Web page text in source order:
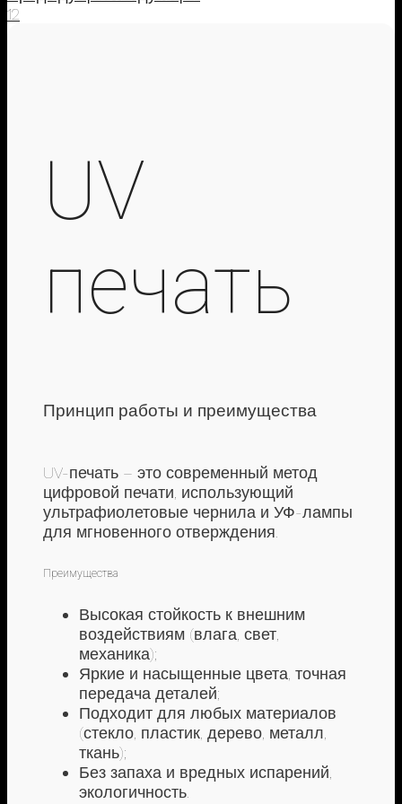
12
UV
печать
Принцип работы и преимущества
UV-печать – это современный метод
цифровой печати, использующий
ультрафиолетовые чернила и УФ-лампы
для мгновенного отверждения.
Преимущества
Высокая стойкость к внешним
воздействиям (влага, свет,
механика);
Яркие и насыщенные цвета, точная
передача деталей;
Подходит для любых материалов
(стекло, пластик, дерево, металл,
ткань);
Без запаха и вредных испарений,
экологичность.